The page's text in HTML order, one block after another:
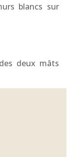
blancs sur
deux mâts